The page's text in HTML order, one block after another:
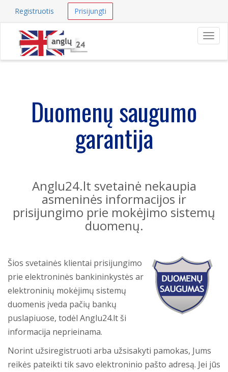
Registruotis Prisijungti
Duomenų saugumo
garantija
Anglu24.lt svetainė nekaupia
asmeninės informacijos ir
prisijungimo prie mokėjimo sistemų
duomenų.
Šios svetainės klientai prisijungimo
prie elektroninės bankininkystės ar
elektroninių mokėjimų sistemų
duomenis įveda pačių bankų
puslapiuose, todėl Anglu24.lt ši
informacija neprieinama.
Norint užsiregistruoti arba užsisakyti pamokas, Jums
reikės pateikti tik savo elektroninio pašto adresą. Jei jūs